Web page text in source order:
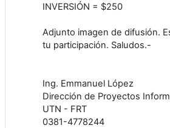
INVERSIÓN = $250
Adjunto imagen de difusión.
tu participación. Saludos.-
Ing. Emmanuel López
Dirección de Proyectos
UTN - FRT
0381-4778244